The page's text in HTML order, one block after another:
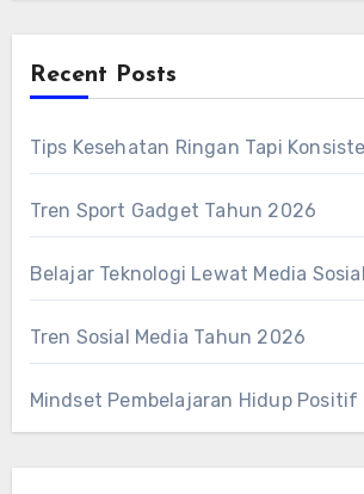
Recent Posts
Tips Kesehatan Ringan Tapi
Tren Sport Gadget Tahun 2026
Belajar Teknologi Lewat Media Sosial
Tren Sosial Media Tahun 2026
Mindset Pembelajaran Hidup Positif